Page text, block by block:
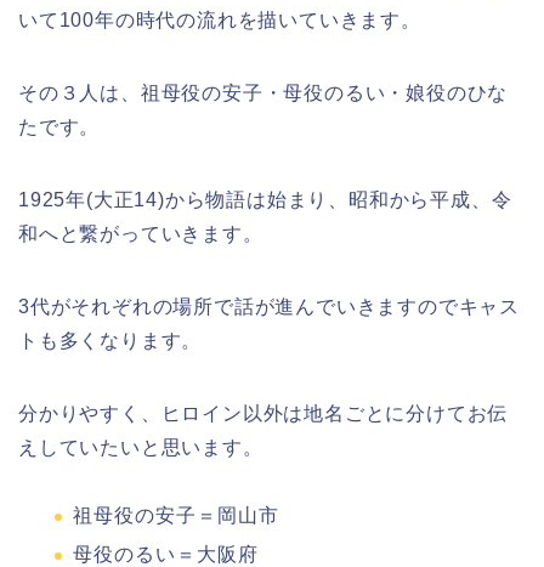
いて100年の時代の流れを描いていきます。
その３人は、祖母役の安子・母役のるい・娘役のひな
たです。
1925年(大正14)から物語は始まり、昭和から平成、令
和へと繋がっていきます。
3代がそれぞれの場所で話が進んでいきますのでキャス
トも多くなります。
分かりやすく、ヒロイン以外は地名ごとに分けてお伝
えしていたいと思います。
祖母役の安子＝岡山市
母役のるい＝大阪府